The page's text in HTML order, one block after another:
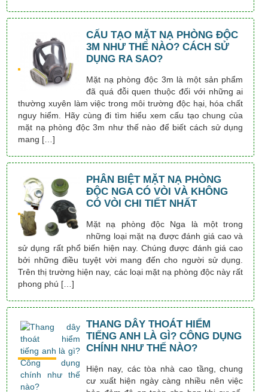
CẤU TẠO MẶT NẠ PHÒNG ĐỘC
3M NHƯ THẾ NÀO? CÁCH SỬ
DỤNG RA SAO?
Mặt nạ phòng độc 3m là một sản phẩm
đã quá đỗi quen thuộc đối với những ai
thường xuyên làm việc trong môi trường độc hại, hóa chất
nguy hiểm. Hãy cùng đi tìm hiểu xem cấu tạo chung của
mặt nạ phòng độc 3m như thế nào để biết cách sử dụng
mang […]
PHÂN BIỆT MẶT NẠ PHÒNG
ĐỘC NGA CÓ VÒI VÀ KHÔNG
CÓ VÒI CHI TIẾT NHẤT
Mặt nạ phòng độc Nga là một trong
những loại mặt nạ được đánh giá cao và
sử dụng rất phổ biến hiện nay. Chúng được đánh giá cao
bởi những điều tuyệt vời mang đến cho người sử dụng.
Trên thị trường hiện nay, các loại mặt nạ phòng độc này rất
phong phú […]
THANG DÂY THOÁT HIỂM
TIẾNG ANH LÀ GÌ? CÔNG DỤNG
CHÍNH NHƯ THẾ NÀO?
Hiện nay, các tòa nhà cao tầng, chung
cư xuất hiện ngày càng nhiều nên việc